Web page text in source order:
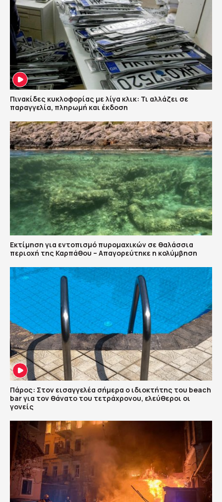
Πινακίδες κυκλοφορίας με λίγα κλικ: Τι αλλάζει σε
παραγγελία, πληρωμή και έκδοση
Εκτίμηση για εντοπισμό πυρομαχικών σε θαλάσσια
περιοχή της Καρπάθου – Απαγορεύτηκε η κολύμβηση
Πάρος: Στον εισαγγελέα σήμερα ο ιδιοκτήτης του beach
bar για τον θάνατο του τετράχρονου, ελεύθεροι οι
γονείς